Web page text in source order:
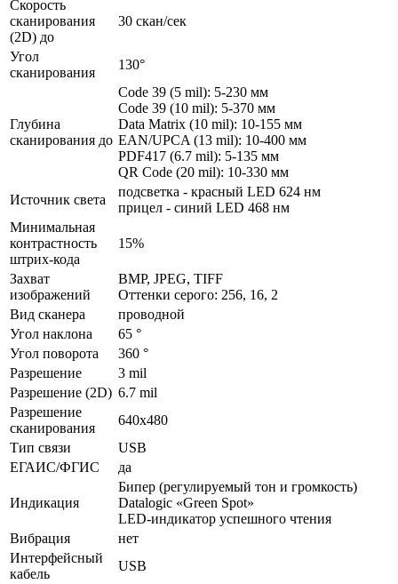
Скорость
сканирования
(2D) до
30 скан/сек
Угол
сканирования
130°
Глубина
сканирования до
Code 39 (5 mil): 5-230 мм
Code 39 (10 mil): 5-370 мм
Data Matrix (10 mil): 10-155 мм
EAN/UPCA (13 mil): 10-400 мм
PDF417 (6.7 mil): 5-135 мм
QR Code (20 mil): 10-330 мм
Источник света
подсветка - красный LED 624 нм
прицел - синий LED 468 нм
Минимальная
контрастность
штрих-кода
15%
Захват
изображений
BMP, JPEG, TIFF
Оттенки серого: 256, 16, 2
Вид сканера
проводной
Угол наклона
65 °
Угол поворота
360 °
Разрешение
3 mil
Разрешение (2D) 6.7 mil
Разрешение
сканирования
640x480
Тип связи
USB
ЕГАИС/ФГИС
да
Индикация
Бипер (регулируемый тон и громкость)
Datalogic «Green Spot»
LED-индикатор успешного чтения
Вибрация
нет
Интерфейсный
кабель
USB